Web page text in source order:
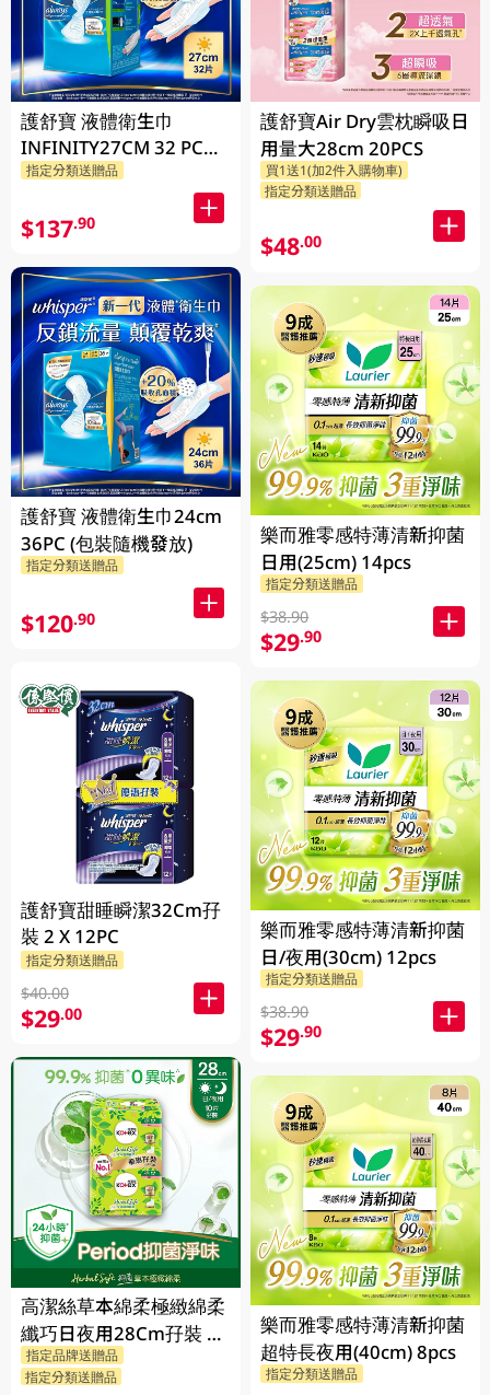
護舒寶 液體衛生巾
INFINITY27CM 32 PC
(包裝隨機發放)
指定分類送贈品
$137.90
護舒寶 液體衛生巾24cm
36PC (包裝隨機發放)
指定分類送贈品
$120.90
護舒寶甜睡瞬潔32Cm孖
裝 2 X 12PC
指定分類送贈品
$40.00
$29.00
高潔絲草本綿柔極緻綿柔
纖巧日夜用28Cm孖裝 2
X 10PC
指定品牌送贈品
指定分類送贈品
護舒寶Air Dry雲枕瞬吸日
用量大28cm 20PCS
買1送1(加2件入購物車)
指定分類送贈品
$48.00
樂而雅零感特薄清新抑菌
日用(25cm) 14pcs
指定分類送贈品
$38.90
$29.90
樂而雅零感特薄清新抑菌
日/夜用(30cm) 12pcs
指定分類送贈品
$38.90
$29.90
樂而雅零感特薄清新抑菌
超特長夜用(40cm) 8pcs
指定分類送贈品